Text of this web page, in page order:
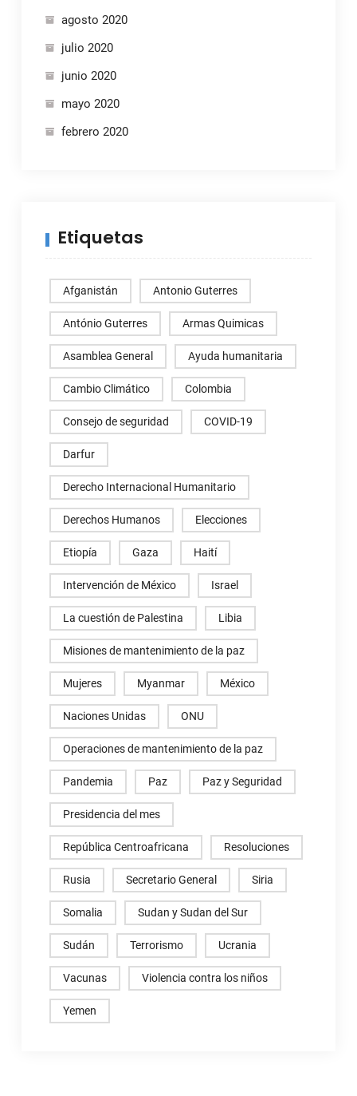
agosto 2020
julio 2020
junio 2020
mayo 2020
febrero 2020
Etiquetas
Afganistán Antonio Guterres
António Guterres Armas Quimicas
Asamblea General Ayuda humanitaria
Cambio Climático Colombia
Consejo de seguridad COVID-19
Darfur
Derecho Internacional Humanitario
Derechos Humanos Elecciones
Etiopía Gaza Haití
Intervención de México Israel
La cuestión de Palestina Libia
Misiones de mantenimiento de la paz
Mujeres Myanmar México
Naciones Unidas ONU
Operaciones de mantenimiento de la paz
Pandemia Paz Paz y Seguridad
Presidencia del mes
República Centroafricana Resoluciones
Rusia Secretario General Siria
Somalia Sudan y Sudan del Sur
Sudán Terrorismo Ucrania
Vacunas Violencia contra los niños
Yemen